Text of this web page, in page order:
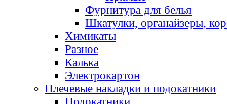
Фурнитура для белья
Шкатулки, органайзеры,
Химикаты
Разное
Калька
Электрокартон
Плечевые накладки и подокатники